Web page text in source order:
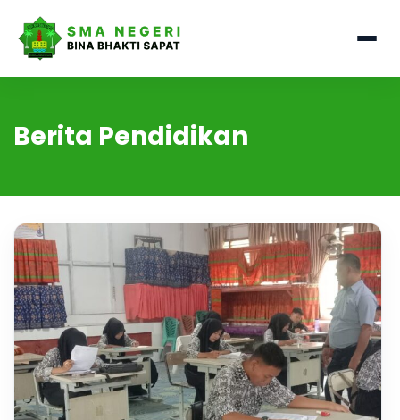
Berita Pendidikan